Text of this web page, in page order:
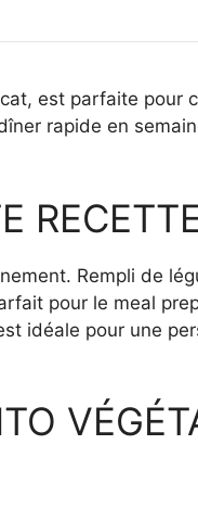
est parfaite pour
rapide en
Rempli de
pour le meal
idéale pour une